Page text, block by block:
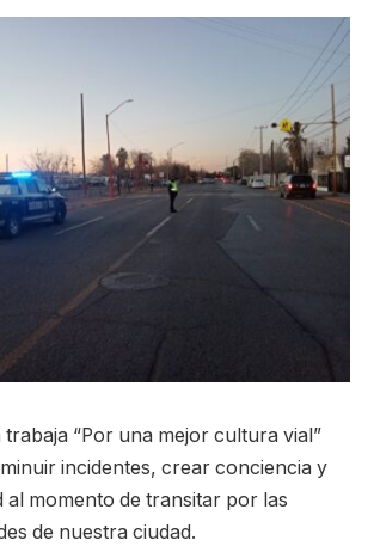
“Por una mejor cultura vial”
incidentes, crear conciencia y
al momento de transitar por las
de nuestra ciudad.